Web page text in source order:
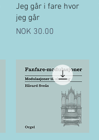
Quick View
Jeg går i fare hvor
jeg går
Price
NOK 30.00